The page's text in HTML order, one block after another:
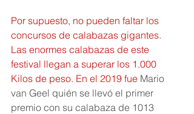
Por supuesto, no pueden faltar los
concursos de calabazas gigantes.
Las enormes calabazas de este
festival llegan a superar los 1.000
Kilos de peso. En el 2019 fue Mario
van Geel quién se llevó el primer
premio con su calabaza de 1013